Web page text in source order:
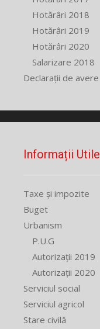
Hotărâri 2018
Hotărâri 2019
Hotărâri 2020
Salarizare 2018
Declarații de avere
Informații Utile
Taxe și impozite
Buget
Urbanism
P.U.G
Autorizații 2019
Autorizații 2020
Serviciul social
Serviciul agricol
Stare civilă